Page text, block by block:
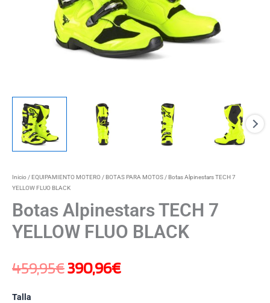
Inicio /EQUIPAMIENTO MOTERO /BOTAS PARA MOTOS / Botas Alpinestars TECH 7
YELLOW FLUO BLACK
Botas Alpinestars TECH 7
YELLOW FLUO BLACK
459,95€390,96€
Talla